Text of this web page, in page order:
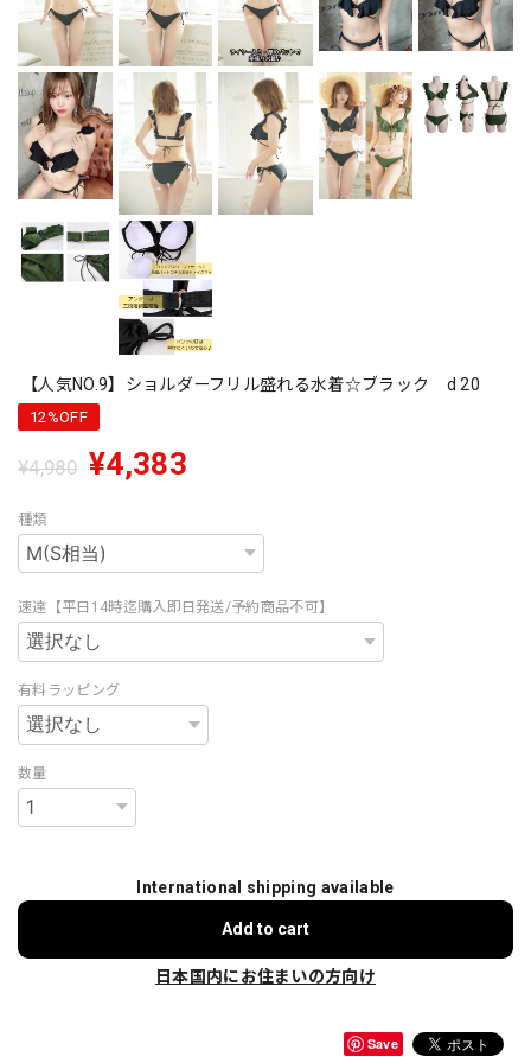
【人気NO.9】ショルダーフリル盛れる水着☆ブラック d 20
12%OFF
¥4,980 ¥4,383
種類
速達【平日14時迄購入即日発送/予約商品不可】
有料ラッピング
数量
International shipping available
Add to cart
日本国内にお住まいの方向け
Save